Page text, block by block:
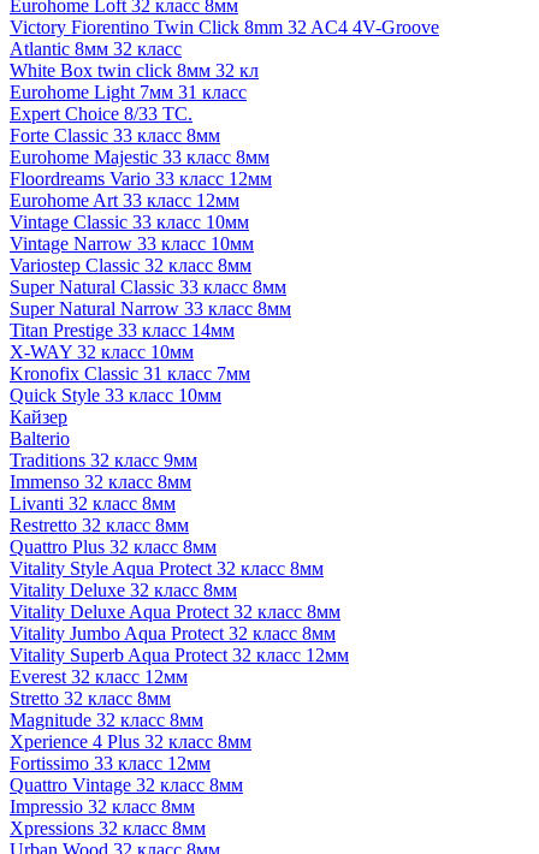
Eurohome Loft 32 класс 8мм
Victory Fiorentino Twin Click 8mm 32 AC4 4V-Groove
Atlantic 8мм 32 класс
White Box twin click 8мм 32 кл
Eurohome Light 7мм 31 класс
Expert Choice 8/33 TC.
Forte Classic 33 класс 8мм
Eurohome Majestic 33 класс 8мм
Floordreams Vario 33 класс 12мм
Eurohome Art 33 класс 12мм
Vintage Classic 33 класс 10мм
Vintage Narrow 33 класс 10мм
Variostep Classic 32 класс 8мм
Super Natural Classic 33 класс 8мм
Super Natural Narrow 33 класс 8мм
Titan Prestige 33 класс 14мм
X-WAY 32 класс 10мм
Kronofix Classic 31 класс 7мм
Quick Style 33 класс 10мм
Кайзер
Balterio
Traditions 32 класс 9мм
Immenso 32 класс 8мм
Livanti 32 класс 8мм
Restretto 32 класс 8мм
Quattro Plus 32 класс 8мм
Vitality Style Aqua Protect 32 класс 8мм
Vitality Deluxe 32 класс 8мм
Vitality Deluxe Aqua Protect 32 класс 8мм
Vitality Jumbo Aqua Protect 32 класс 8мм
Vitality Superb Aqua Protect 32 класс 12мм
Everest 32 класс 12мм
Stretto 32 класс 8мм
Magnitude 32 класс 8мм
Xperience 4 Plus 32 класс 8мм
Fortissimo 33 класс 12мм
Quattro Vintage 32 класс 8мм
Impressio 32 класс 8мм
Xpressions 32 класс 8мм
Urban Wood 32 класс 8мм